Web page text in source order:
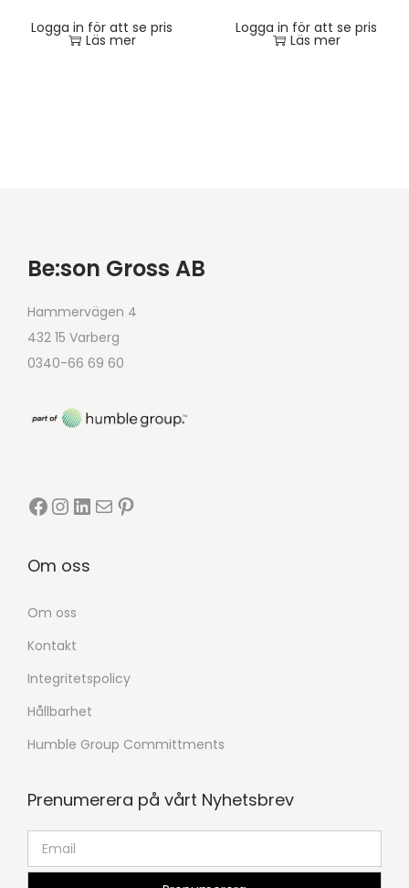
Logga in för att se pris
Läs mer
Logga in för att se pris
Läs mer
Be:son Gross AB
Hammervägen 4
432 15 Varberg
0340-66 69 60
Om oss
Om oss
Kontakt
Integritetspolicy
Hållbarhet
Humble Group Committments
Prenumerera på vårt Nyhetsbrev